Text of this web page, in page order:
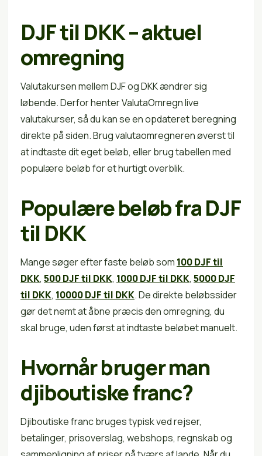
DJF til DKK – aktuel
omregning
Valutakursen mellem DJF og DKK ændrer sig
løbende. Derfor henter ValutaOmregn live
valutakurser, så du kan se en opdateret beregning
direkte på siden. Brug valutaomregneren øverst til
at indtaste dit eget beløb, eller brug tabellen med
populære beløb for et hurtigt overblik.
Populære beløb fra DJF
til DKK
Mange søger efter faste beløb som 100 DJF til
DKK, 500 DJF til DKK, 1000 DJF til DKK, 5000 DJF
til DKK, 10000 DJF til DKK. De direkte beløbssider
gør det nemt at åbne præcis den omregning, du
skal bruge, uden først at indtaste beløbet manuelt.
Hvornår bruger man
djiboutiske franc?
Djiboutiske franc bruges typisk ved rejser,
betalinger, prisoverslag, webshops, regnskab og